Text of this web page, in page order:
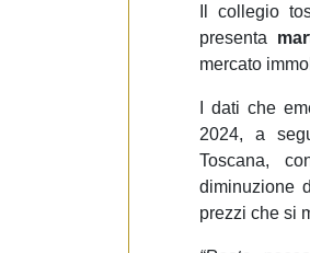
Il collegio
presenta
mercato
I dati che
2024, a
Toscana,
diminuzione
prezzi che si